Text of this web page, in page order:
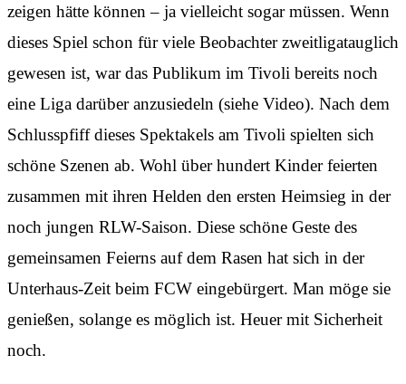
zeigen hätte können – ja vielleicht sogar müssen. Wenn
dieses Spiel schon für viele Beobachter zweitligatauglich
gewesen ist, war das Publikum im Tivoli bereits noch
eine Liga darüber anzusiedeln (siehe Video). Nach dem
Schlusspfiff dieses Spektakels am Tivoli spielten sich
schöne Szenen ab. Wohl über hundert Kinder feierten
zusammen mit ihren Helden den ersten Heimsieg in der
noch jungen RLW-Saison. Diese schöne Geste des
gemeinsamen Feierns auf dem Rasen hat sich in der
Unterhaus-Zeit beim FCW eingebürgert. Man möge sie
genießen, solange es möglich ist. Heuer mit Sicherheit
noch.